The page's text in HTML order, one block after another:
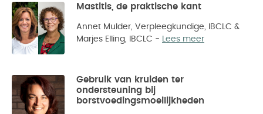
Mastitis, de praktische kant
Annet Mulder, Verpleegkundige, IBCLC &
Marjes Elling, IBCLC - Lees meer
Gebruik van kruiden ter
ondersteuning bij
borstvoedingsmoeilijkheden